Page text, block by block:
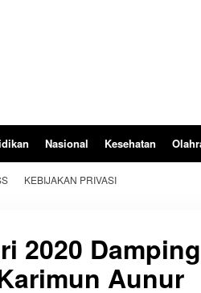
Nasional Kesehatan
KEBIJAKAN PRIVASI
2020
Aunur